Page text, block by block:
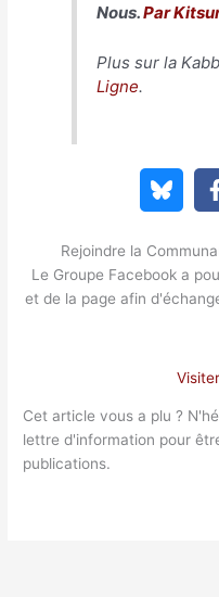
Nous.Par
Plus sur la
Ligne.
Rejoindre la
Le Groupe Facebook a
et de la page afin
Cet article vous a plu ?
lettre d'information pour
publications.